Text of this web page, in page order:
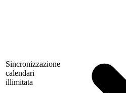
Sincronizzazione
calendari
illimitata